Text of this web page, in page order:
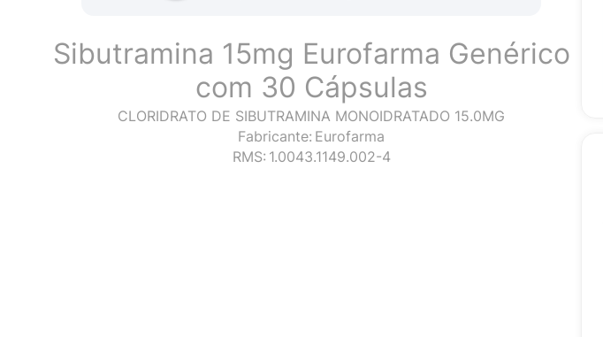
Sibutramina 15mg Eurofarma Genérico
com 30 Cápsulas
CLORIDRATO DE SIBUTRAMINA MONOIDRATADO 15.0MG
Fabricante: Eurofarma
RMS: 1.0043.1149.002-4